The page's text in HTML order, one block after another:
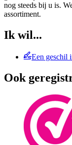
nog steeds bij u is.
assortiment.
Ik wil...
Een geschil
Ook